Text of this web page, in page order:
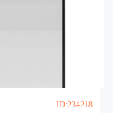
ID:234218